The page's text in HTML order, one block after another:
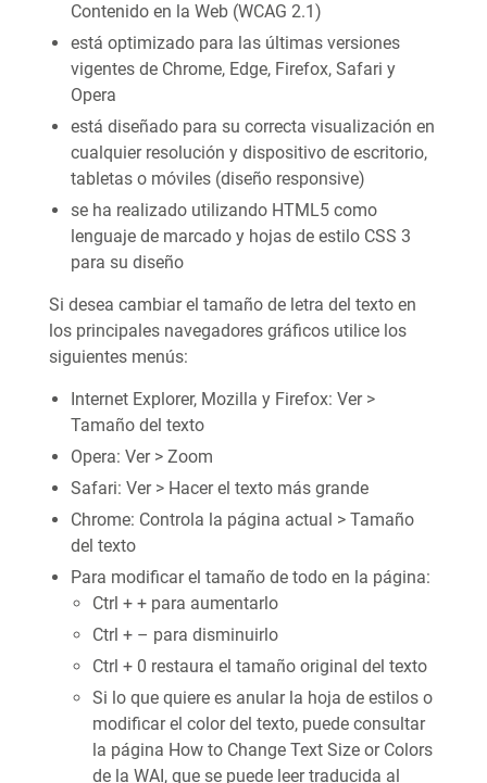
Contenido en la Web (WCAG 2.1)
está optimizado para las últimas versiones
vigentes de Chrome, Edge, Firefox, Safari y
Opera
está diseñado para su correcta visualización en
cualquier resolución y dispositivo de escritorio,
tabletas o móviles (diseño responsive)
se ha realizado utilizando HTML5 como
lenguaje de marcado y hojas de estilo CSS 3
para su diseño
Si desea cambiar el tamaño de letra del texto en
los principales navegadores gráficos utilice los
siguientes menús:
Internet Explorer, Mozilla y Firefox: Ver >
Tamaño del texto
Opera: Ver > Zoom
Safari: Ver > Hacer el texto más grande
Chrome: Controla la página actual > Tamaño
del texto
Para modificar el tamaño de todo en la página:
Ctrl + + para aumentarlo
Ctrl + – para disminuirlo
Ctrl + 0 restaura el tamaño original del texto
Si lo que quiere es anular la hoja de estilos o
modificar el color del texto, puede consultar
la página How to Change Text Size or Colors
de la WAI, que se puede leer traducida al